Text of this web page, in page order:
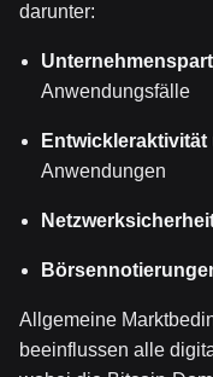
darunter:
Anwendungsfälle
Entwickleraktivität
Anwendungen
Allgemeine
beeinflussen alle